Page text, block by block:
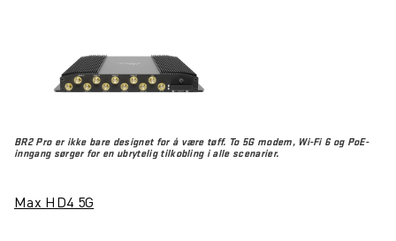
BR2 Pro er ikke bare designet for å være tøff. To 5G modem, Wi-Fi 6 og PoE-
inngang sørger for en ubrytelig tilkobling i alle scenarier.
Max HD4 5G